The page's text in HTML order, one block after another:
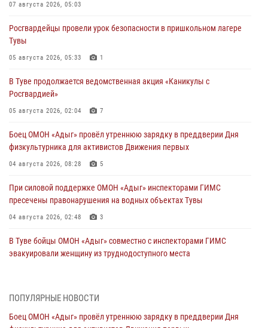
07 августа 2026, 05:03
Росгвардейцы провели урок безопасности в пришкольном лагере
Тувы
05 августа 2026, 05:33 1
В Туве продолжается ведомственная акция «Каникулы с
Росгвардией»
05 августа 2026, 02:04 7
Боец ОМОН «Адыг» провёл утреннюю зарядку в преддверии Дня
физкультурника для активистов Движения первых
04 августа 2026, 08:28 5
При силовой поддержке ОМОН «Адыг» инспекторами ГИМС
пресечены правонарушения на водных объектах Тувы
04 августа 2026, 02:48 3
В Туве бойцы ОМОН «Адыг» совместно с инспекторами ГИМС
эвакуировали женщину из труднодоступного места
Росгвардия проверила организацию отдыха детей в детских
ПОПУЛЯРНЫЕ НОВОСТИ
Боец ОМОН «Адыг» провёл утреннюю зарядку в преддверии Дня